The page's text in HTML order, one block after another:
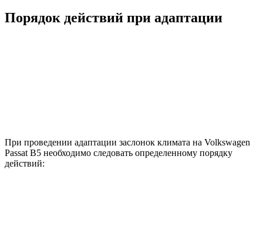
Порядок действий при адаптации
При проведении адаптации заслонок климата на Volkswagen
Passat B5 необходимо следовать определенному порядку
действий: